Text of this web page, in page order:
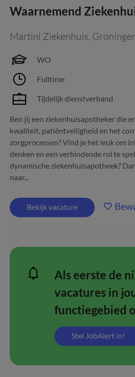
Waarnemend
Martini Ziekenhuis,
WO
Fulltime
Tijdelijk dienstverband
Ben jij een ziekenhuisapotheker die
kwaliteit, patiëntveiligheid en het
zorgprocessen? Vind je het leuk om
denken en een verbindende rol te
dynamische ziekenhuisapotheek?
naar...
Bekijk vacature
Als eerste de
vacatures in
functiegebied
Stel JobAlert in!